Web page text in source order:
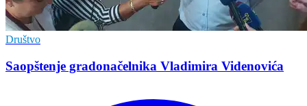
Društvo
Saopštenje gradonačelnika Vladimira Videnovića